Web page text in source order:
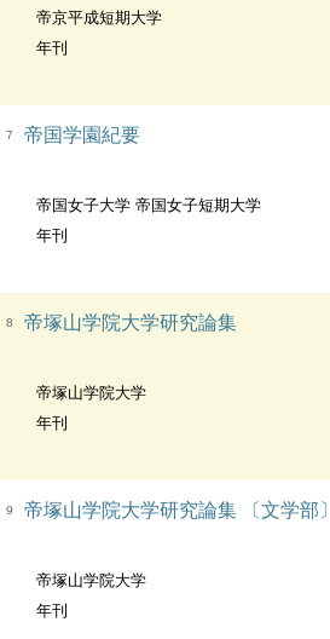
帝京平成短期大学
年刊
7 帝国学園紀要
帝国女子大学 帝国女子短期大学
年刊
8 帝塚山学院大学研究論集
帝塚山学院大学
年刊
9 帝塚山学院大学研究論集 〔文学部〕
帝塚山学院大学
年刊